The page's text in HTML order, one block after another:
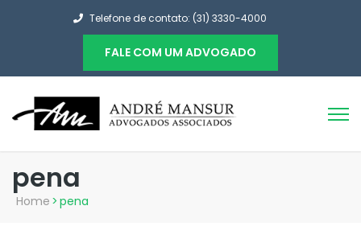
Telefone de contato: (31) 3330-4000
FALE COM UM ADVOGADO
pena
Home > pena